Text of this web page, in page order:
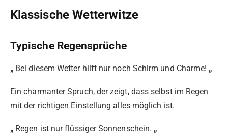
Klassische Wetterwitze
Typische Regensprüche
„ Bei diesem Wetter hilft nur noch Schirm und Charme! „
Ein charmanter Spruch, der zeigt, dass selbst im Regen
mit der richtigen Einstellung alles möglich ist.
„ Regen ist nur flüssiger Sonnenschein. „